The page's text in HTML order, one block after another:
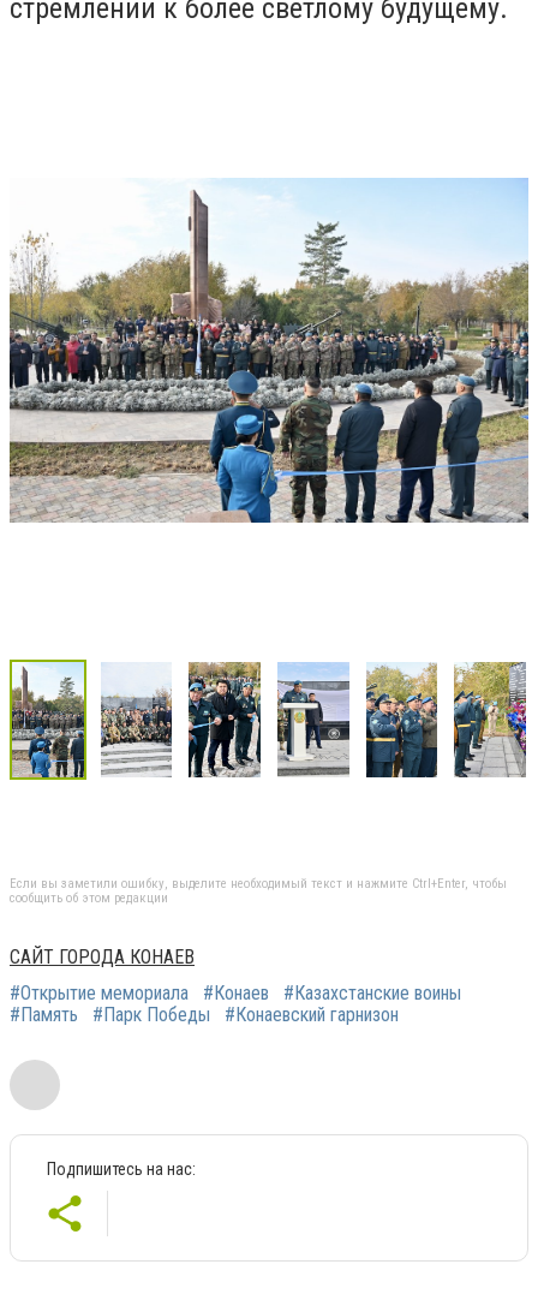
стремлении к более светлому будущему.
Если вы заметили ошибку, выделите необходимый текст и нажмите Ctrl+Enter, чтобы
сообщить об этом редакции
САЙТ ГОРОДА КОНАЕВ
#Открытие мемориала
#Конаев
#Казахстанские воины
#Память
#Парк Победы #Конаевский гарнизон
Подпишитесь на нас: